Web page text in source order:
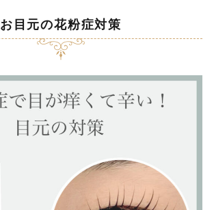
お目元の花粉症対策